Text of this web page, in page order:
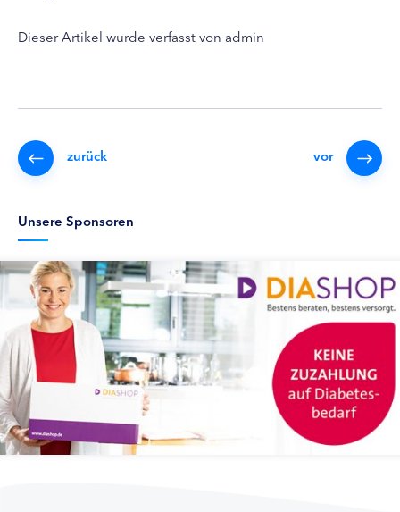
Dieser Artikel wurde verfasst von admin
zurück vor
Unsere Sponsoren